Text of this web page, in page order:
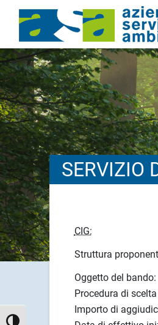
SERVIZIO
CIG:
Struttura
Oggetto del bando:
Procedura di
Importo di